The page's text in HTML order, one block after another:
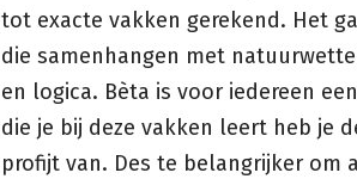
tot exacte vakken gerekend. Het
die samenhangen met
en logica. Bèta is voor iedereen
die je bij deze vakken leert heb je
profijt van. Des te belangrijker om